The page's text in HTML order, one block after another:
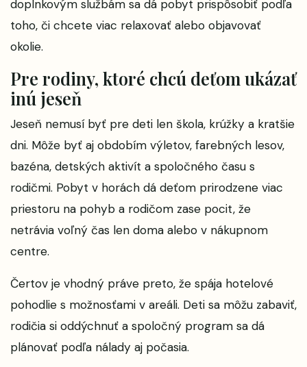
doplnkovým službám sa dá pobyt prispôsobiť podľa
toho, či chcete viac relaxovať alebo objavovať
okolie.
Pre rodiny, ktoré chcú deťom ukázať
inú jeseň
Jeseň nemusí byť pre deti len škola, krúžky a kratšie
dni. Môže byť aj obdobím výletov, farebných lesov,
bazéna, detských aktivít a spoločného času s
rodičmi. Pobyt v horách dá deťom prirodzene viac
priestoru na pohyb a rodičom zase pocit, že
netrávia voľný čas len doma alebo v nákupnom
centre.
Čertov je vhodný práve preto, že spája hotelové
pohodlie s možnosťami v areáli. Deti sa môžu zabaviť,
rodičia si oddýchnuť a spoločný program sa dá
plánovať podľa nálady aj počasia.